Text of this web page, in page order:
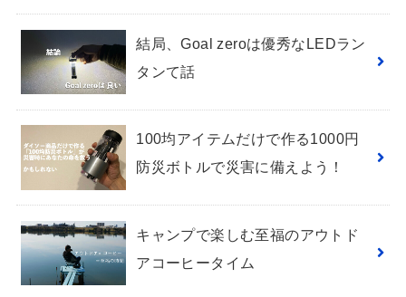
結局、Goal zeroは優秀なLEDラン
タンて話
100均アイテムだけで作る1000円
防災ボトルで災害に備えよう！
キャンプで楽しむ至福のアウトド
アコーヒータイム